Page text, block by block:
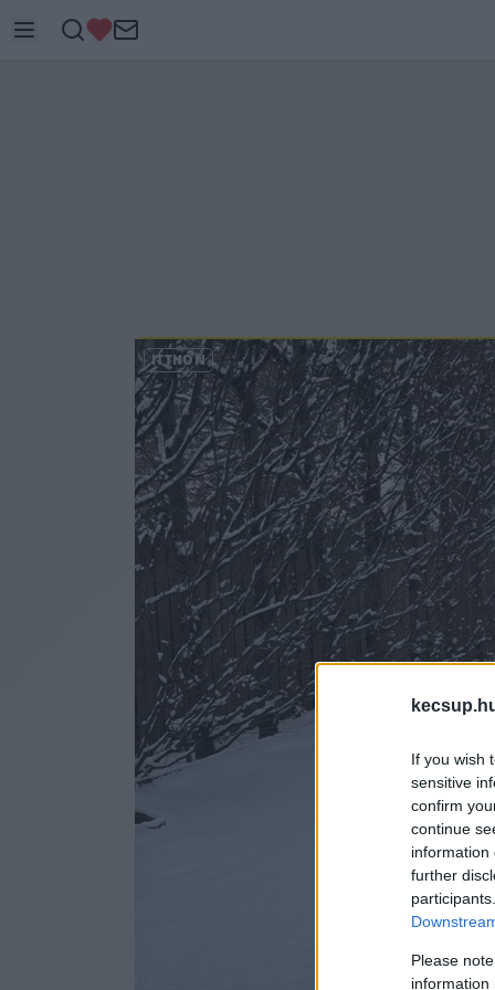
If you wish
sensitive
confirm
continue
information
further
Please
information
ITTHON